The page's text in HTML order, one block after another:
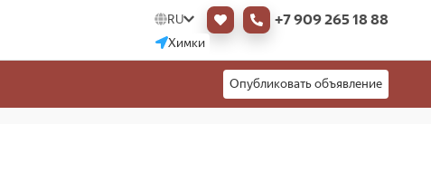
RU +7 909 265 18 88
Химки
Опубликовать объявление